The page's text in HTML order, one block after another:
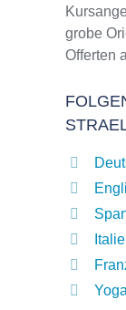
grobe
Offerten